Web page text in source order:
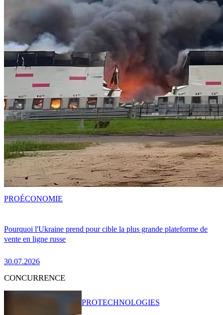
Pourquoi l'Ukraine prend pour cible la plus grande plateforme de
vente en ligne russe
30.07.2026
PROÉCONOMIE
CONCURRENCE
PROTECHNOLOGIES